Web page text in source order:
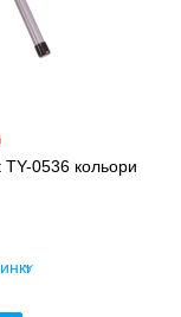
TY-0536 кольори